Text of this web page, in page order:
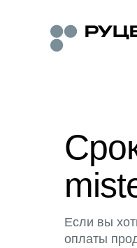
Если вы
оплаты